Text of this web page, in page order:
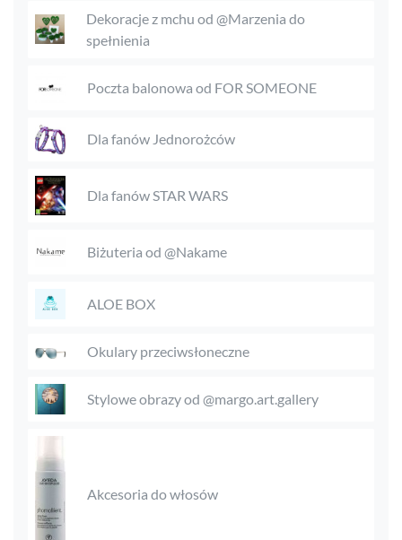
Dekoracje z mchu od @Marzenia do
spełnienia
Poczta balonowa od FOR SOMEONE
Dla fanów Jednorożców
Dla fanów STAR WARS
Biżuteria od @Nakame
ALOE BOX
Okulary przeciwsłoneczne
Stylowe obrazy od @margo.art.gallery
Akcesoria do włosów